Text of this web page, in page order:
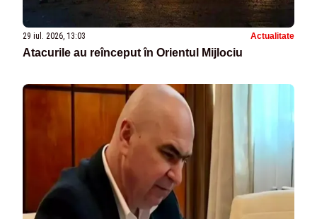
29 iul. 2026, 13:03 Actualitate
Atacurile au reînceput în Orientul Mijlociu